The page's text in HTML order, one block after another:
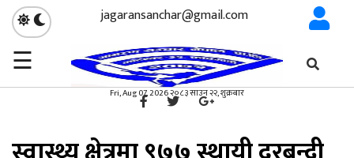
jagaransanchar@gmail.com
☰
Fri, Aug 07, 2026 २०८३ साउन २२, शुक्रबार
×
गृहपृष्ठ स्वास्थ्य
स्वास्थ्य